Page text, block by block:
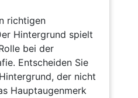
richtigen
Hintergrund spielt
bei der
Entscheiden Sie
der nicht
Hauptaugenmerk